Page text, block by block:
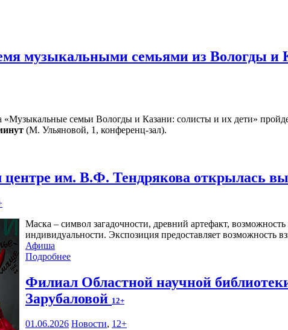
музыкальными семьями из Вологды и
«Музыкальные семьи Вологды и Казани: солисты и их дети»
(М. Ульяновой, 1, конференц-зал).
им. В.Ф. Тендрякова открылась
Маска – символ загадочности, древний артефакт,
индивидуальности. Экспозиция предоставляет возможность
Афиша
Подробнее
Филиал Областной научной
Зарубаловой 12+
01.06.2026 Новости, 12+